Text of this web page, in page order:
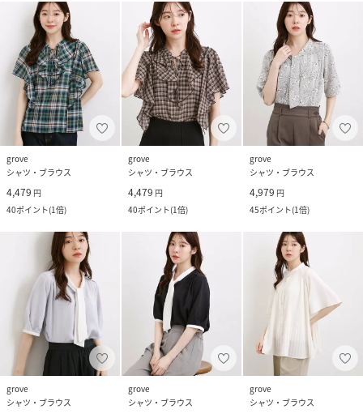
grove
シャツ・ブラウス
4,479 円
40ポイント(1倍)
grove
シャツ・ブラウス
4,479 円
40ポイント(1倍)
grove
シャツ・ブラウス
4,979 円
45ポイント(1倍)
grove
シャツ・ブラウス
grove
シャツ・ブラウス
grove
シャツ・ブラウス